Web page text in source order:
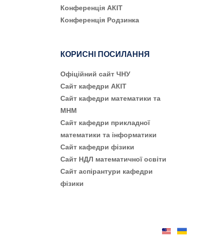
Конференція АКІТ
Конференція Родзинка
КОРИСНІ ПОСИЛАННЯ
Офіційний сайт ЧНУ
Сайт кафедри АКІТ
Сайт кафедри математики та
МНМ
Сайт кафедри прикладної
математики та інформатики
Сайт кафедри фізики
Сайт НДЛ математичної освіти
Сайт аспірантури кафедри
фізики